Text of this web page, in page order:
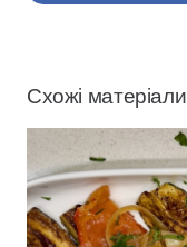
Схожі матеріали